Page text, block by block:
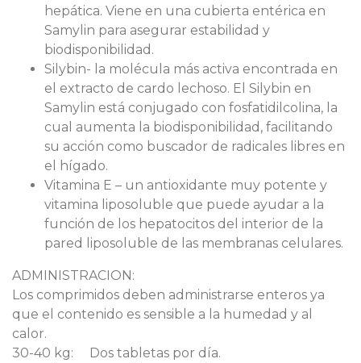
hepática. Viene en una cubierta entérica en
Samylin para asegurar estabilidad y
biodisponibilidad.
Silybin- la molécula más activa encontrada en
el extracto de cardo lechoso. El Silybin en
Samylin está conjugado con fosfatidilcolina, la
cual aumenta la biodisponibilidad, facilitando
su acción como buscador de radicales libres en
el hígado.
Vitamina E – un antioxidante muy potente y
vitamina liposoluble que puede ayudar a la
función de los hepatocitos del interior de la
pared liposoluble de las membranas celulares.
ADMINISTRACION:
Los comprimidos deben administrarse enteros ya
que el contenido es sensible a la humedad y al
calor.
30-40 kg: Dos tabletas por día.